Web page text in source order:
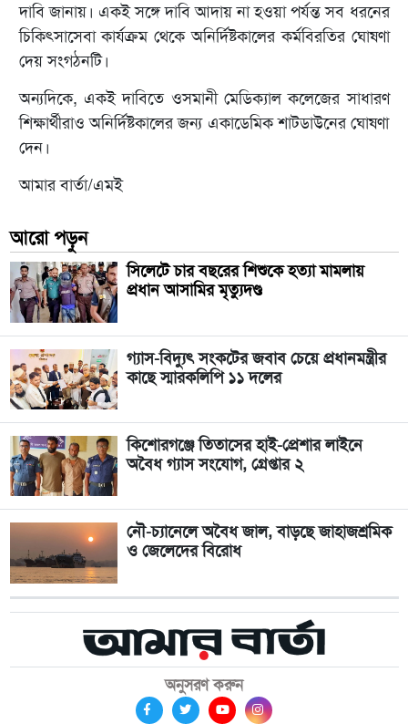
দাবি জানায়। একই সঙ্গে দাবি আদায় না হওয়া পর্যন্ত সব ধরনের
চিকিৎসাসেবা কার্যক্রম থেকে অনির্দিষ্টকালের কর্মবিরতির ঘোষণা
দেয় সংগঠনটি।
অন্যদিকে, একই দাবিতে ওসমানী মেডিক্যাল কলেজের সাধারণ
শিক্ষার্থীরাও অনির্দিষ্টকালের জন্য একাডেমিক শাটডাউনের ঘোষণা
দেন।
আমার বার্তা/এমই
আরো পড়ুন
সিলেটে চার বছরের শিশুকে হত্যা মামলায়
প্রধান আসামির মৃত্যুদণ্ড
গ্যাস-বিদ্যুৎ সংকটের জবাব চেয়ে প্রধানমন্ত্রীর
কাছে স্মারকলিপি ১১ দলের
কিশোরগঞ্জে তিতাসের হাই-প্রেশার লাইনে
অবৈধ গ্যাস সংযোগ, গ্রেপ্তার ২
নৌ-চ্যানেলে অবৈধ জাল, বাড়ছে জাহাজশ্রমিক
ও জেলেদের বিরোধ
অনুসরণ করুন